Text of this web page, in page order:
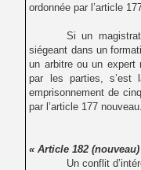
ordonnée par l’article
Si un
siégeant dans un
un arbitre ou un expert
par les parties, s’est
emprisonnement de
par l’article 177 nouveau.
« Article 182 (nouveau)
Un conflit